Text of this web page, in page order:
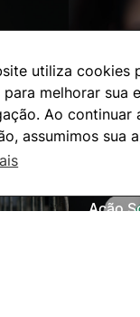
utiliza cookies
melhorar sua
Ao continuar
assumimos sua
Ação